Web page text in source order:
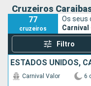
Cruzeiros
77
cruzeiros
Os seus
Carnival
Filtro
ESTADOS UNIDOS,
Carnival Valor 6 d